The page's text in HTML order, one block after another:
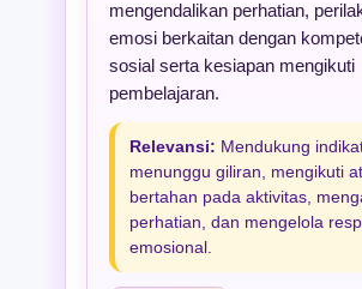
mengendalikan perhatian,
emosi berkaitan dengan
sosial serta kesiapan mengikuti
pembelajaran.
Relevansi: Mendukung
menunggu giliran, mengikuti
bertahan pada aktivitas,
perhatian, dan mengelola
emosional.